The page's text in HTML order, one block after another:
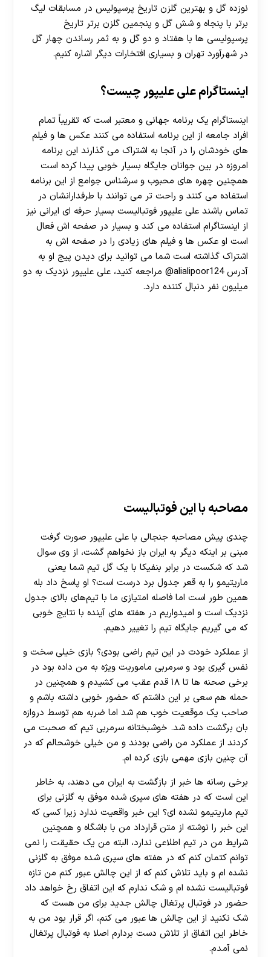
نوزده گل و بهترین گلزن تاریخ پرسپولیس در مسابقات لیگ
برتر با پنجاه و شش گل و پنجمین گلزن برتر تاریخ
پرسپولیسی ها با هفتاد و دو گل و به ثمر رساندن چهار گل
در شهرآورد تهران و بسیاری افتخارات دیگر اشاره کنیم.
اینستاگرام علی علیپور چیست؟
اینستاگرام یک برنامه جهانی و معتبر است که تقریباً تمام
افراد جامعه از این برنامه استفاده می کنند عکس ها و فیلم
های خودشان را در آنجا به اشتراک می‌ گذارند این برنامه
امروزه در بین جوانان جایگاه بسیار خوبی پیدا کرده است
همچنین چهره های محبوب و سرشناس جوامع از این برنامه
استفاده می کنند و راحت تر می توانند با طرفدارانشان در
تماس باشند علی علیپور فوتبالیست بسیار حرفه‌ ای ایرانی نیز
از اینستاگرام استفاده می کند و بسیار در صفحه اش فعال
است او عکس ها و فیلم های زیادی را در صفحه اش به
اشتراک گذاشته است شما می توانید برای دیدن پیج او به
آدرس alialipoor124@ مراجعه کنید، علی علیپور نزدیک به دو
میلیون نفر دنبال کننده دارد.
مصاحبه با این فوتبالیست
چندی پیش مصاحبه جنجالی با علی علیپور صورت گرفت
مبنی بر اینکه دیگر به ایران باز نخواهم گشت، از وی سوال
شد که شکست در برابر بنفیکا با یک گل تیم شما یعنی
ماریتیمو را به قعر جدول برد درست است؟ او پاسخ داد بله
همین طور است اما فاصله امتیازی ما با تیم‌های بالای جدول
نزدیک است و امیدواریم در هفته های آینده با نتایج خوبی
که می‌ گیریم جایگاه تیم را تغییر دهیم.
از عملکرد خودت در این تیم راضی بودی؟ بازی خیلی سخت و
نفس‌ گیری بود و سرمربی ماموریت ویژه به من داده بود در
برخی صحنه ها تا ۱۸ قدم عقب می کشیدم و همچنین در
حمله هم سعی بر این داشتم که حضور خوبی داشته باشم و
صاحب یک موقعیت خوب هم شد اما ضربه هم توسط دروازه
بان برگشت داده شد. خوشبختانه سرمربی تیم که صحبت می
کردند از عملکرد من راضی بودند و من خیلی خوشحالم که در
آن چنین بازی مهمی بازی کرده ام.
برخی رسانه ها خبر از بازگشت به ایران می دهند، به خاطر
این است که در هفته‌ های سپری شده موفق به گلزنی برای
تیم ماریتیمو نشده‌ ای؟ این خبر واقعیت ندارد زیرا کسی که
این خبر را نوشته از متن قرارداد من با باشگاه و همچنین
شرایط من در تیم اطلاعی ندارد، البته من یک حقیقت را نمی
توانم کتمان کنم که در هفته‌ های سپری شده موفق به گلزنی
نشده ام و باید تلاش کنم که از این چالش عبور کنم من تازه
فوتبالیست نشده ام و شک ندارم که این اتفاق رخ خواهد داد
حضور در فوتبال پرتغال چالش جدید برای من هست که
شک نکنید از این چالش ها عبور می کنم، اگر قرار بود من به
خاطر این اتفاق از تلاش دست بردارم اصلا به فوتبال پرتغال
نمی آمدم.